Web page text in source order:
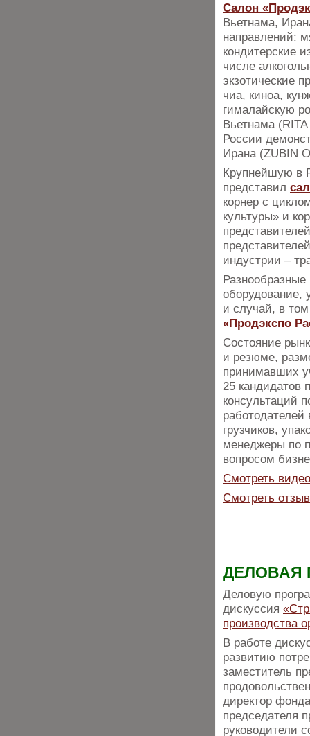
Салон
Вьетнама,
направлений:
кондитерские
числе
экзотические
чиа, киноа,
гималайскую
Вьетнама
России
Ирана (ZUBIN
Крупнейшую в
представил
корнер с
культуры» и
индустрии –
оборудование,
и случай, в
«Продэкспо
Состояние
и резюме,
принимавших
25 кандидатов
консультаций
грузчиков,
менеджеры по
вопросом
Смотреть
Смотреть
ДЕЛОВАЯ
Деловую
дискуссия
производства
В работе
развитию
заместитель
директор
председателя
руководители